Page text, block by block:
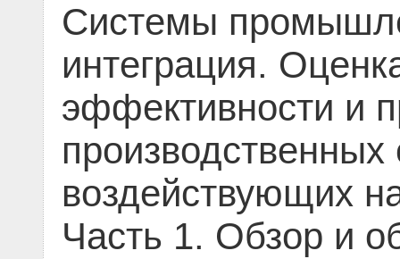
Системы
интеграция.
эффективности и
производственных
воздействующих
Часть 1. Обзор и